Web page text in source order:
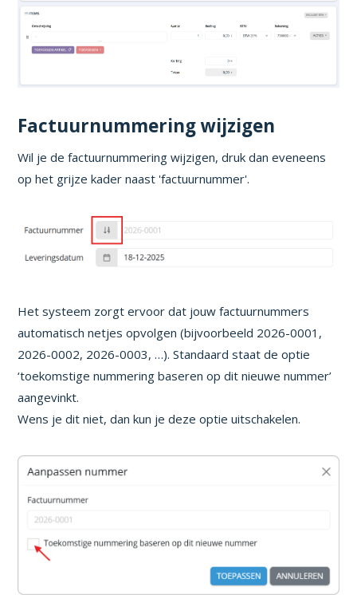
Factuurnummering wijzigen
Wil je de factuurnummering wijzigen, druk dan eveneens
op het grijze kader naast 'factuurnummer'.
Het systeem zorgt ervoor dat jouw factuurnummers
automatisch netjes opvolgen (bijvoorbeeld 2026-0001,
2026-0002, 2026-0003, …). Standaard staat de optie
‘toekomstige nummering baseren op dit nieuwe nummer’
aangevinkt.
Wens je dit niet, dan kun je deze optie uitschakelen.